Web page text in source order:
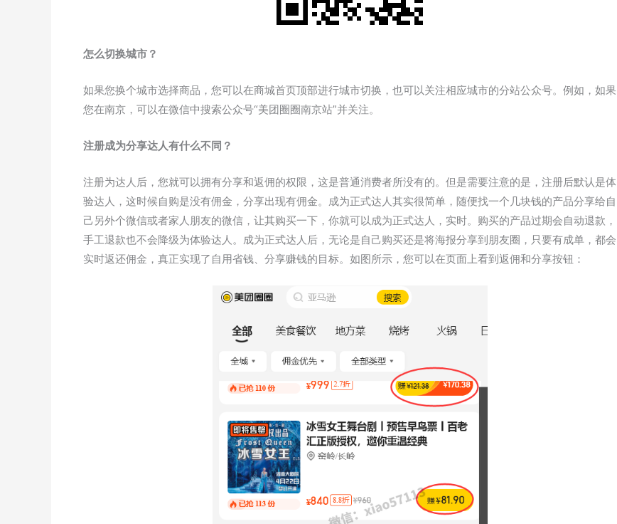
怎么切换城市？
如果您换个城市选择商品，您可以在商城首页顶部进行城市切换，也可以关注相应城市的分站公众号。例如，如果
您在南京，可以在微信中搜索公众号“美团圈圈南京站”并关注。
注册成为分享达人有什么不同？
注册为达人后，您就可以拥有分享和返佣的权限，这是普通消费者所没有的。但是需要注意的是，注册后默认是体
验达人，这时候自购是没有佣金，分享出现有佣金。成为正式达人其实很简单，随便找一个几块钱的产品分享给自
己另外个微信或者家人朋友的微信，让其购买一下，你就可以成为正式达人，实时。购买的产品过期会自动退款，
手工退款也不会降级为体验达人。成为正式达人后，无论是自己购买还是将海报分享到朋友圈，只要有成单，都会
实时返还佣金，真正实现了自用省钱、分享赚钱的目标。如图所示，您可以在页面上看到返佣和分享按钮：